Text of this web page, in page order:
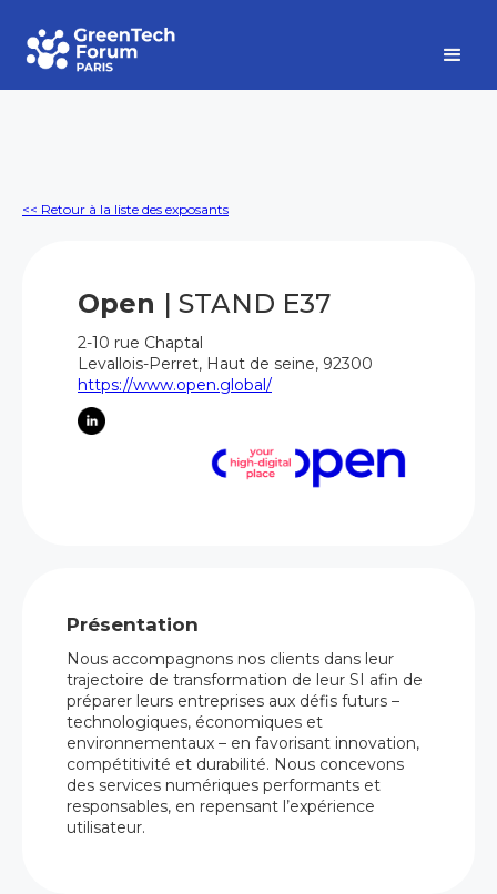
<< Retour à la liste des exposants
Open | STAND E37
2-10 rue Chaptal
Levallois-Perret, Haut de seine, 92300
https://www.open.global/
Présentation
Nous accompagnons nos clients dans leur
trajectoire de transformation de leur SI afin de
préparer leurs entreprises aux défis futurs –
technologiques, économiques et
environnementaux – en favorisant innovation,
compétitivité et durabilité. Nous concevons
des services numériques performants et
responsables, en repensant l’expérience
utilisateur.